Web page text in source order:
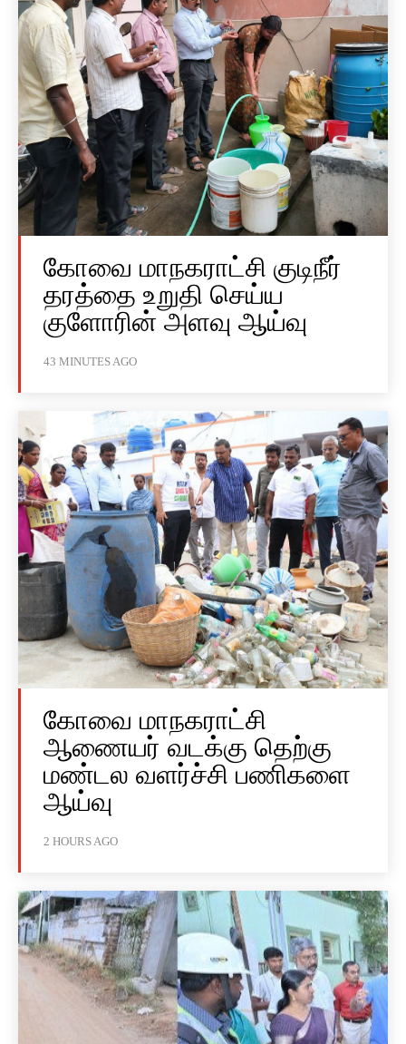
கோவை மாநகராட்சி குடிநீர்
தரத்தை உறுதி செய்ய
குளோரின் அளவு ஆய்வு
43 MINUTES AGO
கோவை மாநகராட்சி
ஆணையர் வடக்கு தெற்கு
மண்டல வளர்ச்சி பணிகளை
ஆய்வு
2 HOURS AGO